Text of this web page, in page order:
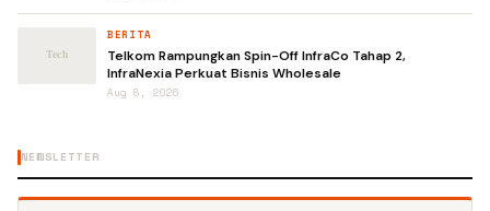
BERITA
Telkom Rampungkan Spin-Off InfraCo Tahap 2,
InfraNexia Perkuat Bisnis Wholesale
Aug 8, 2026
NEWSLETTER